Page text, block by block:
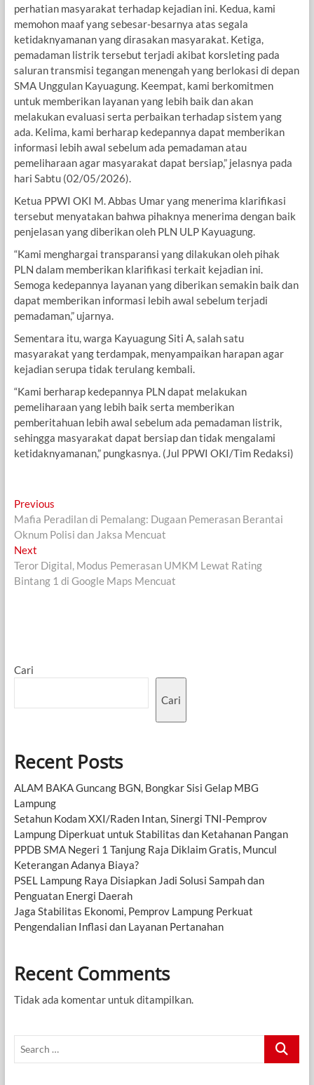
perhatian masyarakat terhadap kejadian ini. Kedua, kami
memohon maaf yang sebesar-besarnya atas segala
ketidaknyamanan yang dirasakan masyarakat. Ketiga,
pemadaman listrik tersebut terjadi akibat korsleting pada
saluran transmisi tegangan menengah yang berlokasi di depan
SMA Unggulan Kayuagung. Keempat, kami berkomitmen
untuk memberikan layanan yang lebih baik dan akan
melakukan evaluasi serta perbaikan terhadap sistem yang
ada. Kelima, kami berharap kedepannya dapat memberikan
informasi lebih awal sebelum ada pemadaman atau
pemeliharaan agar masyarakat dapat bersiap,” jelasnya pada
hari Sabtu (02/05/2026).
Ketua PPWI OKI M. Abbas Umar yang menerima klarifikasi
tersebut menyatakan bahwa pihaknya menerima dengan baik
penjelasan yang diberikan oleh PLN ULP Kayuagung.
“Kami menghargai transparansi yang dilakukan oleh pihak
PLN dalam memberikan klarifikasi terkait kejadian ini.
Semoga kedepannya layanan yang diberikan semakin baik dan
dapat memberikan informasi lebih awal sebelum terjadi
pemadaman,” ujarnya.
Sementara itu, warga Kayuagung Siti A, salah satu
masyarakat yang terdampak, menyampaikan harapan agar
kejadian serupa tidak terulang kembali.
“Kami berharap kedepannya PLN dapat melakukan
pemeliharaan yang lebih baik serta memberikan
pemberitahuan lebih awal sebelum ada pemadaman listrik,
sehingga masyarakat dapat bersiap dan tidak mengalami
ketidaknyamanan,” pungkasnya. (Jul PPWI OKI/Tim Redaksi)
Navigasi
pos
PreviousPrevious
post:
Mafia Peradilan di Pemalang: Dugaan Pemerasan Berantai
Oknum Polisi dan Jaksa Mencuat
NextNext
post:
Teror Digital, Modus Pemerasan UMKM Lewat Rating
Bintang 1 di Google Maps Mencuat
Cari
Cari
Recent Posts
ALAM BAKA Guncang BGN, Bongkar Sisi Gelap MBG
Lampung
Setahun Kodam XXI/Raden Intan, Sinergi TNI-Pemprov
Lampung Diperkuat untuk Stabilitas dan Ketahanan Pangan
PPDB SMA Negeri 1 Tanjung Raja Diklaim Gratis, Muncul
Keterangan Adanya Biaya?
PSEL Lampung Raya Disiapkan Jadi Solusi Sampah dan
Penguatan Energi Daerah
Jaga Stabilitas Ekonomi, Pemprov Lampung Perkuat
Pengendalian Inflasi dan Layanan Pertanahan
Recent Comments
Tidak ada komentar untuk ditampilkan.
Search